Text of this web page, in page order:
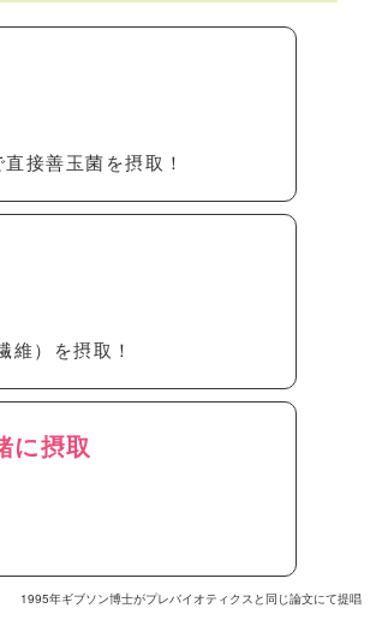
接善玉菌を摂取！
）を摂取！
に摂取
1995年ギブソン博士がプレバイオティクスと同じ論文にて提唱